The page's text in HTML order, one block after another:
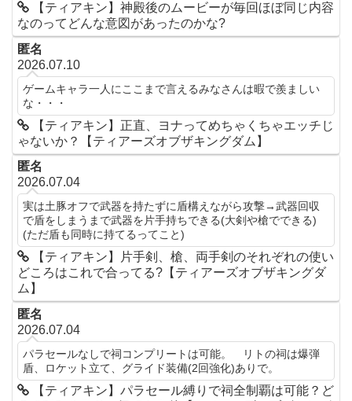
【ティアキン】神殿後のムービーが毎回ほぼ同じ内容
なのってどんな意図があったのかな?
匿名
2026.07.10
ゲームキャラ一人にここまで言えるみなさんは暇で羨ましい
な・・・
【ティアキン】正直、ヨナってめちゃくちゃエッチじ
ゃないか？【ティアーズオブザキングダム】
匿名
2026.07.04
実は土豚オフで武器を持たずに盾構えながら攻撃→武器回収
で盾をしまうまで武器を片手持ちできる(大剣や槍でできる)
(ただ盾も同時に持てるってこと)
【ティアキン】片手剣、槍、両手剣のそれぞれの使い
どころはこれで合ってる?【ティアーズオブザキングダ
ム】
匿名
2026.07.04
パラセールなしで祠コンプリートは可能。 リトの祠は爆弾
盾、ロケット立て、グライド装備(2回強化)ありで。
【ティアキン】パラセール縛りで祠全制覇は可能？ど